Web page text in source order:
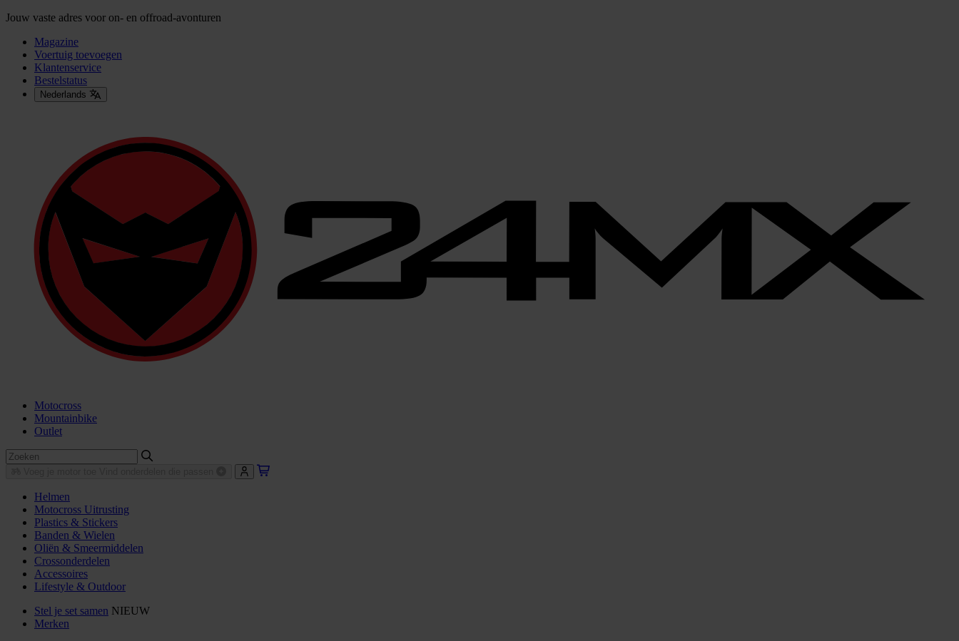
Jouw vaste adres voor on- en offroad-avonturen
Magazine
Voertuig toevoegen
Klantenservice
Bestelstatus
Nederlands
Motocross
Mountainbike
Outlet
Helmen
Motocross Uitrusting
Plastics & Stickers
Banden & Wielen
Oliën & Smeermiddelen
Crossonderdelen
Accessoires
Lifestyle & Outdoor
Stel je set samen NIEUW
Merken